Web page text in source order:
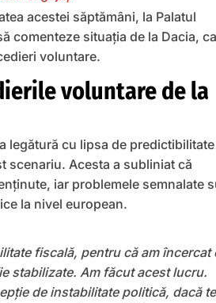
acestei săptămâni, la Palatul
comenteze situația de la Dacia,
voluntare.
voluntare de la
legătură cu lipsa de predictibilitate
scenariu. Acesta a subliniat că
iar problemele semnalate
la nivel european.
fiscală, pentru că am încercat
stabilizate. Am făcut acest lucru.
de instabilitate politică, dacă